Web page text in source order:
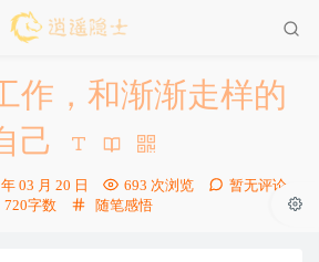
作，和渐渐走样的
己
03 月 20 日 693 次浏览
暂无评论
720字数
分
随笔感悟